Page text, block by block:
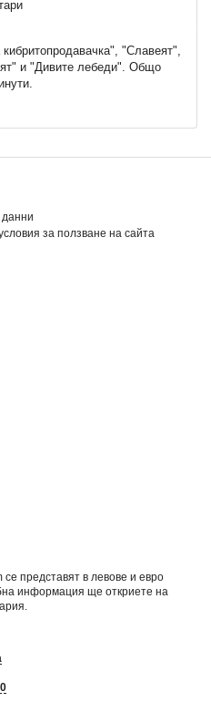
"Славеят",
и "Дивите лебеди". Общо
за ползване на сайта
представят в левове и евро
информация ще откриете на